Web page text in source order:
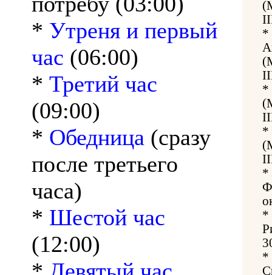
* Утреня и первый
час (06:00)
* Третий час
(09:00)
* Обедница (сразу
после третьего
часа)
* Шестой час
(12:00)
*
*
*
*
*
*